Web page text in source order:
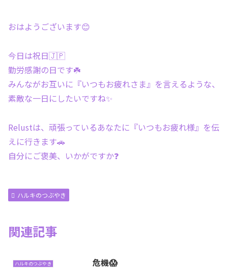
おはようございます😊
今日は祝日🇯🇵
勤労感謝の日です☘️
みんながお互いに『いつもお疲れさま』を言えるような、
素敵な一日にしたいですね✨
Relustは、頑張っているあなたに『いつもお疲れ様』を伝
えに行きます🚗
自分にご褒美、いかがですか❓
ハルキのつぶやき
関連記事
ハルキのつぶやき 危機😱